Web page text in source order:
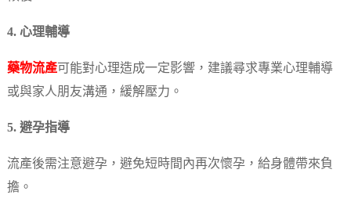
4. 心理輔導
藥物流產可能對心理造成一定影響，建議尋求專業心理輔導
或與家人朋友溝通，緩解壓力。
5. 避孕指導
流產後需注意避孕，避免短時間內再次懷孕，給身體帶來負
擔。